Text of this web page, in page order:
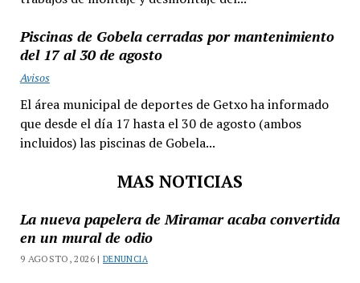
Piscinas de Gobela cerradas por mantenimiento
del 17 al 30 de agosto
Avisos
El área municipal de deportes de Getxo ha informado
que desde el día 17 hasta el 30 de agosto (ambos
incluidos) las piscinas de Gobela...
MAS NOTICIAS
La nueva papelera de Miramar acaba convertida
en un mural de odio
9 AGOSTO, 2026 |DENUNCIA